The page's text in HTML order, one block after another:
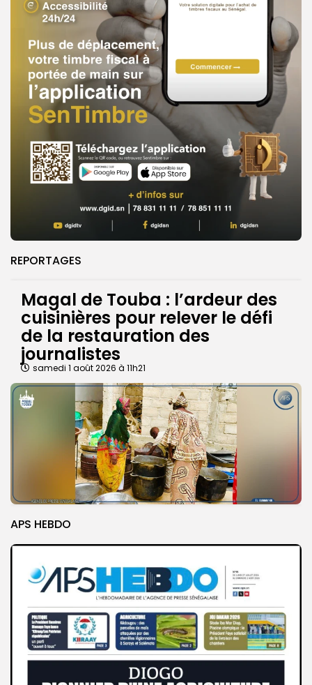
REPORTAGES
Magal de Touba : l’ardeur des
cuisinières pour relever le défi
de la restauration des
journalistes
samedi 1 août 2026 à 11h21
APS HEBDO